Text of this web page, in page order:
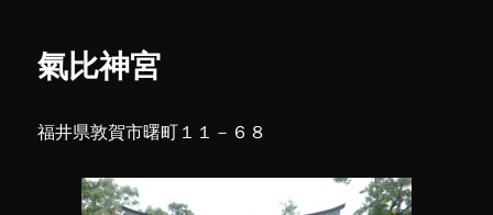
氣比神宮
福井県敦賀市曙町１１－６８